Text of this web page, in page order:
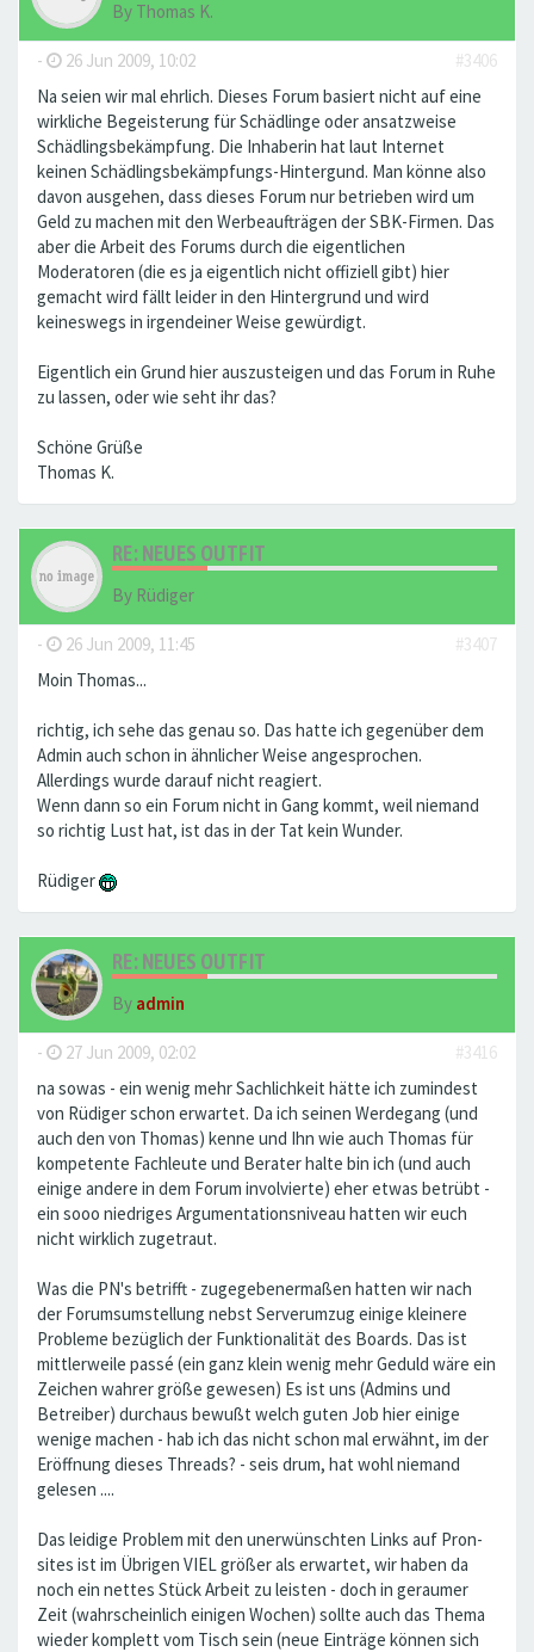
By Thomas K.
- 26 Jun 2009, 10:02
#3406
Na seien wir mal ehrlich. Dieses Forum basiert nicht auf eine
wirkliche Begeisterung für Schädlinge oder ansatzweise
Schädlingsbekämpfung. Die Inhaberin hat laut Internet
keinen Schädlingsbekämpfungs-Hintergund. Man könne also
davon ausgehen, dass dieses Forum nur betrieben wird um
Geld zu machen mit den Werbeaufträgen der SBK-Firmen. Das
aber die Arbeit des Forums durch die eigentlichen
Moderatoren (die es ja eigentlich nicht offiziell gibt) hier
gemacht wird fällt leider in den Hintergrund und wird
keineswegs in irgendeiner Weise gewürdigt.
Eigentlich ein Grund hier auszusteigen und das Forum in Ruhe
zu lassen, oder wie seht ihr das?
Schöne Grüße
Thomas K.
RE: NEUES OUTFIT
By Rüdiger
- 26 Jun 2009, 11:45
#3407
Moin Thomas...
richtig, ich sehe das genau so. Das hatte ich gegenüber dem
Admin auch schon in ähnlicher Weise angesprochen.
Allerdings wurde darauf nicht reagiert.
Wenn dann so ein Forum nicht in Gang kommt, weil niemand
so richtig Lust hat, ist das in der Tat kein Wunder.
Rüdiger
RE: NEUES OUTFIT
By admin
- 27 Jun 2009, 02:02
#3416
na sowas - ein wenig mehr Sachlichkeit hätte ich zumindest
von Rüdiger schon erwartet. Da ich seinen Werdegang (und
auch den von Thomas) kenne und Ihn wie auch Thomas für
kompetente Fachleute und Berater halte bin ich (und auch
einige andere in dem Forum involvierte) eher etwas betrübt -
ein sooo niedriges Argumentationsniveau hatten wir euch
nicht wirklich zugetraut.
Was die PN's betrifft - zugegebenermaßen hatten wir nach
der Forumsumstellung nebst Serverumzug einige kleinere
Probleme bezüglich der Funktionalität des Boards. Das ist
mittlerweile passé (ein ganz klein wenig mehr Geduld wäre ein
Zeichen wahrer größe gewesen) Es ist uns (Admins und
Betreiber) durchaus bewußt welch guten Job hier einige
wenige machen - hab ich das nicht schon mal erwähnt, im der
Eröffnung dieses Threads? - seis drum, hat wohl niemand
gelesen ....
Das leidige Problem mit den unerwünschten Links auf Pron-
sites ist im Übrigen VIEL größer als erwartet, wir haben da
noch ein nettes Stück Arbeit zu leisten - doch in geraumer
Zeit (wahrscheinlich einigen Wochen) sollte auch das Thema
wieder komplett vom Tisch sein (neue Einträge können sich